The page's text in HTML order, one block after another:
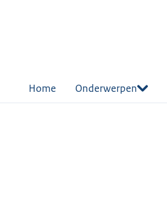
Home Onderwerpen